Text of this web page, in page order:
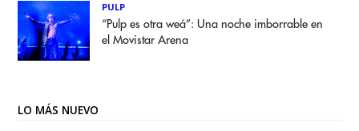
PULP
“Pulp es otra weá”: Una noche imborrable en
el Movistar Arena
LO MÁS NUEVO